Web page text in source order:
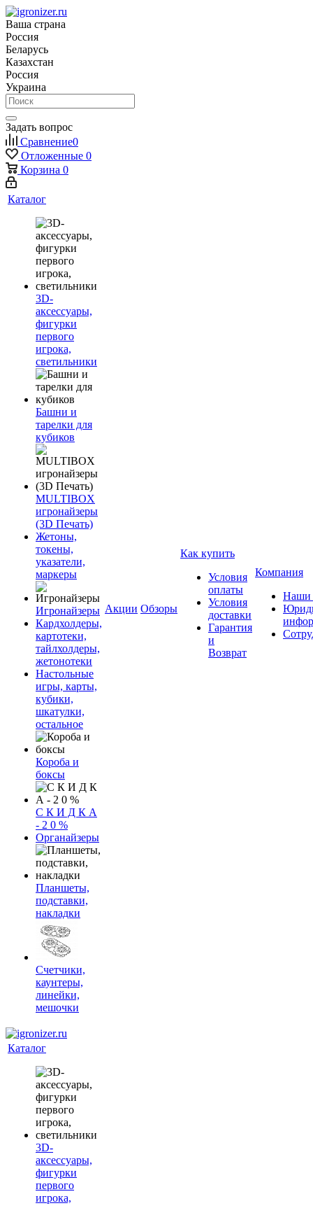
Ваша страна
Россия
Беларусь
Казахстан
Россия
Украина
Задать вопрос
Сравнение0
Отложенные 0
Корзина 0
Каталог
3D-
аксессуары,
фигурки
первого
игрока,
светильники
Башни и
тарелки для
кубиков
MULTIBOX
игронайзеры
(3D Печать)
Жетоны,
токены,
указатели,
маркеры
Игронайзеры
Кардхолдеры,
картотеки,
тайлхолдеры,
жетонотеки
Настольные
игры, карты,
кубики,
шкатулки,
остальное
Короба и
боксы
С К И Д К А
- 2 0 %
Органайзеры
Планшеты,
подставки,
накладки
Счетчики,
каунтеры,
линейки,
мешочки
Акции Обзоры
Как купить
Условия
оплаты
Условия
доставки
Гарантия
и
Возврат
Компания
Наши
Каталог
3D-
аксессуары,
фигурки
первого
игрока,